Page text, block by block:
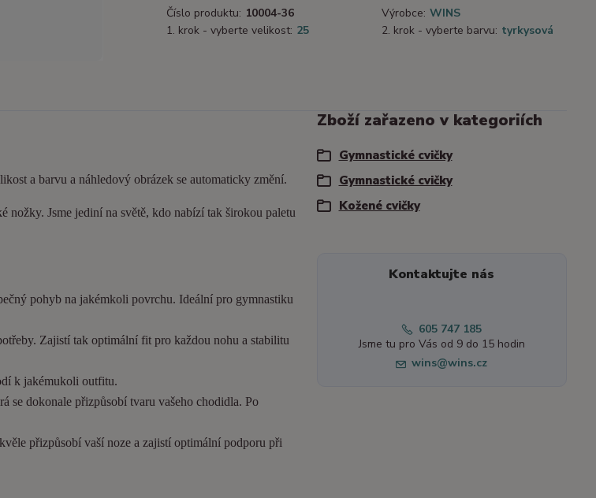
Číslo produktu: 10004-36 Výrobce: WINS
1. krok - vyberte velikost: 25 2. krok - vyberte barvu: tyrkysová
a barvu a náhledový obrázek se automaticky změní.
nožky. Jsme jediní na světě, kdo nabízí tak širokou paletu
pohyb na jakémkoli povrchu. Ideální pro gymnastiku
Zajistí tak optimální fit pro každou nohu a stabilitu
k jakémukoli outfitu.
se dokonale přizpůsobí tvaru vašeho chodidla. Po
přizpůsobí vaší noze a zajistí optimální podporu při
Zboží zařazeno v kategoriích
Gymnastické cvičky
Gymnastické cvičky
Kožené cvičky
Kontaktujte nás
605 747 185
Jsme tu pro Vás od 9 do 15 hodin
wins@wins.cz